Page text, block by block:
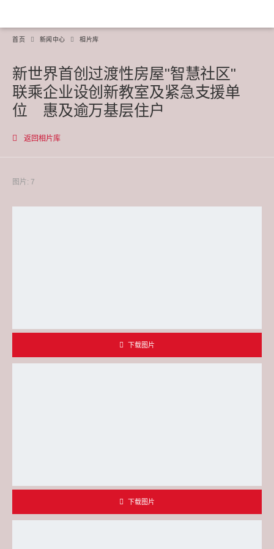
首页 新闻中心 相片库
新世界首创过渡性房屋"智慧社区"
联乘企业设创新教室及紧急支援单
位 惠及逾万基层住户
返回相片库
图片: 7
下载图片
下载图片